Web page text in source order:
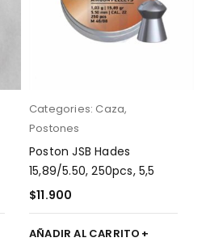
Categories: Caza,
Postones
Poston JSB Hades
15,89/5.50, 250pcs, 5,5
$11.900
AÑADIR AL CARRITO